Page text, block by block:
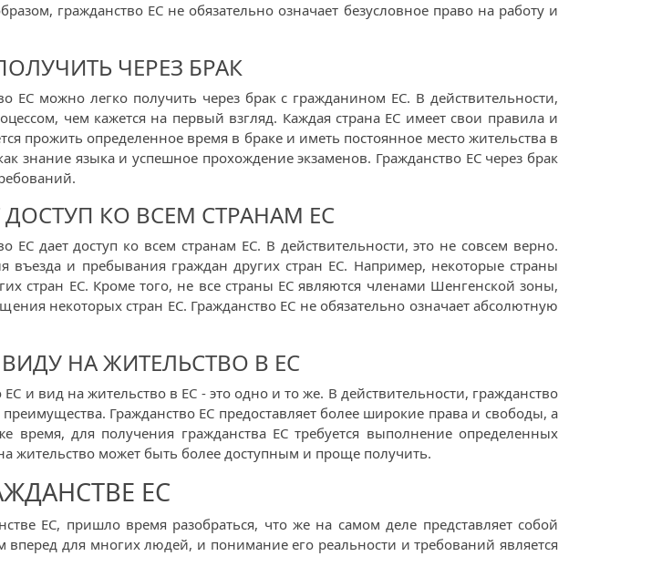
гражданство ЕС не обязательно означает безусловное право на работу и
ЧЕРЕЗ БРАК
можно легко получить через брак с гражданином ЕС. В действительности,
чем кажется на первый взгляд. Каждая страна ЕС имеет свои правила и
прожить определенное время в браке и иметь постоянное место жительства в
знание языка и успешное прохождение экзаменов. Гражданство ЕС через брак
КО ВСЕМ СТРАНАМ ЕС
дает доступ ко всем странам ЕС. В действительности, это не совсем верно.
и пребывания граждан других стран ЕС. Например, некоторые страны
стран ЕС. Кроме того, не все страны ЕС являются членами Шенгенской зоны,
некоторых стран ЕС. Гражданство ЕС не обязательно означает абсолютную
НА ЖИТЕЛЬСТВО В ЕС
и вид на жительство в ЕС - это одно и то же. В действительности, гражданство
Гражданство ЕС предоставляет более широкие права и свободы, а
для получения гражданства ЕС требуется выполнение определенных
жительство может быть более доступным и проще получить.
ЕС
ЕС, пришло время разобраться, что же на самом деле представляет собой
для многих людей, и понимание его реальности и требований является